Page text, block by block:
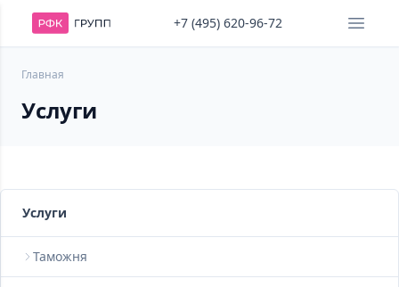
+7 (495) 620-96-72
Главная
Услуги
Услуги
Таможня